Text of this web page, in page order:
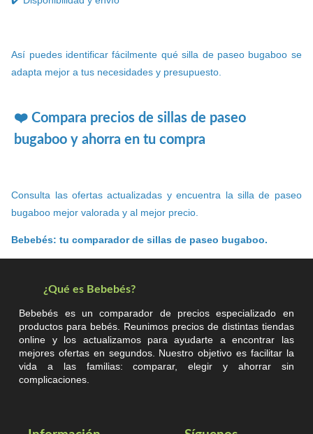
Así puedes identificar fácilmente qué silla de paseo bugaboo se
adapta mejor a tus necesidades y presupuesto.
❤️ Compara precios de sillas de paseo
bugaboo y ahorra en tu compra
Consulta las ofertas actualizadas y encuentra la silla de paseo
bugaboo mejor valorada y al mejor precio.
Bebebés: tu comparador de sillas de paseo bugaboo.
¿Qué es Bebebés?
Bebebés es un comparador de precios especializado en
productos para bebés. Reunimos precios de distintas tiendas
online y los actualizamos para ayudarte a encontrar las
mejores ofertas en segundos. Nuestro objetivo es facilitar la
vida a las familias: comparar, elegir y ahorrar sin
complicaciones.